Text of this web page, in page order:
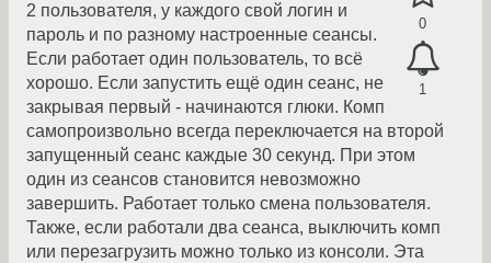
0
1
2 пользователя, у каждого свой логин и
пароль и по разному настроенные сеансы.
Если работает один пользователь, то всё
хорошо. Если запустить ещё один сеанс, не
закрывая первый - начинаются глюки. Комп
самопроизвольно всегда переключается на второй
запущенный сеанс каждые 30 секунд. При этом
один из сеансов становится невозможно
завершить. Работает только смена пользователя.
Также, если работали два сеанса, выключить комп
или перезагрузить можно только из консоли. Эта